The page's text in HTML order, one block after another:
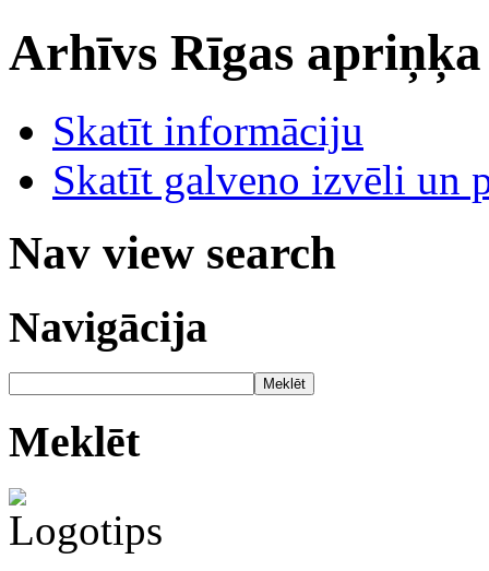
Arhīvs Rīgas
Skatīt informāciju
Skatīt galveno izvēli un
Nav view search
Navigācija
Meklēt
Meklēt